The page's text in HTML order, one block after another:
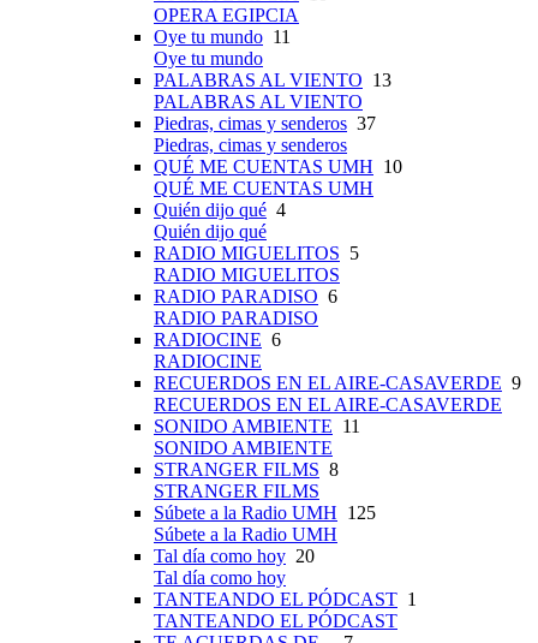
OPERA EGIPCIA
Oye tu mundo 11
Oye tu mundo
PALABRAS AL VIENTO 13
PALABRAS AL VIENTO
Piedras, cimas y senderos 37
Piedras, cimas y senderos
QUÉ ME CUENTAS UMH 10
QUÉ ME CUENTAS UMH
Quién dijo qué 4
Quién dijo qué
RADIO MIGUELITOS 5
RADIO MIGUELITOS
RADIO PARADISO 6
RADIO PARADISO
RADIOCINE 6
RADIOCINE
RECUERDOS EN EL AIRE-CASAVERDE 9
RECUERDOS EN EL AIRE-CASAVERDE
SONIDO AMBIENTE 11
SONIDO AMBIENTE
STRANGER FILMS 8
STRANGER FILMS
Súbete a la Radio UMH 125
Súbete a la Radio UMH
Tal día como hoy 20
Tal día como hoy
TANTEANDO EL PÓDCAST 1
TANTEANDO EL PÓDCAST